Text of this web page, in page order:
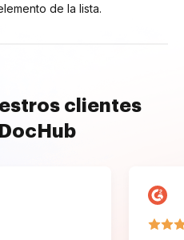
de la lista.
clientes